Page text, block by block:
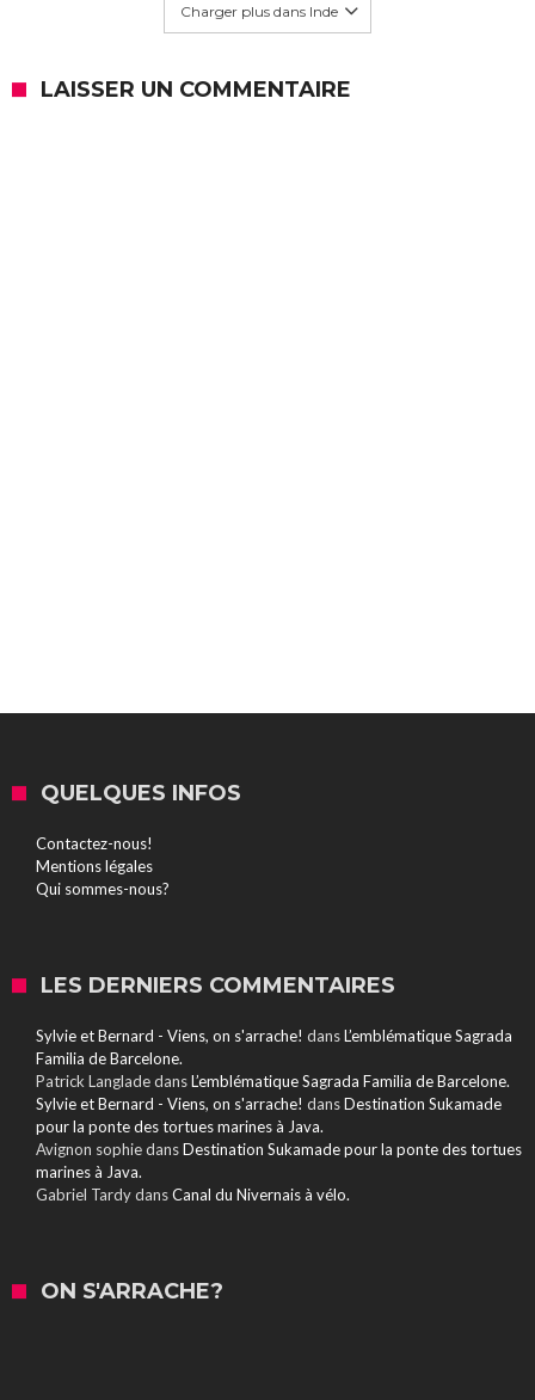
Charger plus dans Inde
LAISSER UN COMMENTAIRE
QUELQUES INFOS
Contactez-nous!
Mentions légales
Qui sommes-nous?
LES DERNIERS COMMENTAIRES
Sylvie et Bernard - Viens, on s'arrache! dansL’emblématique Sagrada
Familia de Barcelone.
Patrick LangladedansL’emblématique Sagrada Familia de Barcelone.
Sylvie et Bernard - Viens, on s'arrache! dansDestination Sukamade
pour la ponte des tortues marines à Java.
Avignon sophiedansDestination Sukamade pour la ponte des tortues
marines à Java.
Gabriel TardydansCanal du Nivernais à vélo.
ON S'ARRACHE?